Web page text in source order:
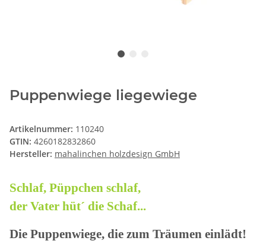
Puppenwiege liegewiege
Artikelnummer: 110240
GTIN: 4260182832860
Hersteller: mahalinchen holzdesign GmbH
Schlaf, Püppchen schlaf,
der Vater hüt´ die Schaf...
Die Puppenwiege, die zum Träumen einlädt!